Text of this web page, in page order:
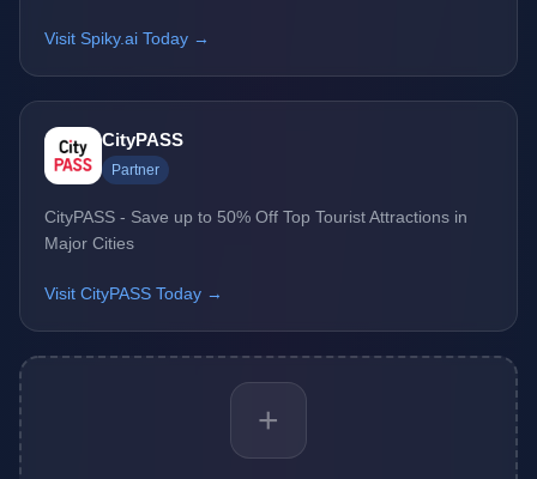
Visit Spiky.ai Today →
CityPASS
Partner
CityPASS - Save up to 50% Off Top Tourist Attractions in
Major Cities
Visit CityPASS Today →
+